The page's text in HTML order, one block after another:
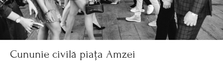
Cununie civilă piața Amzei